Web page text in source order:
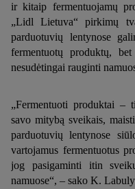
ir kitaip fermentuojamų
„Lidl Lietuva“ pirkimų
parduotuvių lentynose
fermentuotų produktų,
nesudėtingai rauginti
„Fermentuoti produktai –
savo mitybą sveikais,
parduotuvių lentynose
vartojamus fermentuotus
jog pasigaminti itin
namuose“, – sako K.